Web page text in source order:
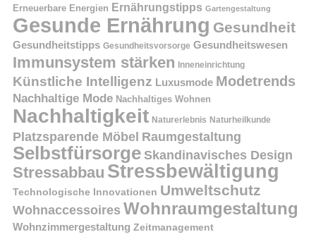
Erneuerbare Energien Ernährungstipps Gartengestaltung
Gesunde Ernährung Gesundheit
Gesundheitstipps Gesundheitsvorsorge Gesundheitswesen
Immunsystem stärken Inneneinrichtung
Künstliche Intelligenz Luxusmode Modetrends
Nachhaltige Mode Nachhaltiges Wohnen
Nachhaltigkeit Naturerlebnis Naturheilkunde
Platzsparende Möbel Raumgestaltung
Selbstfürsorge Skandinavisches Design
Stressabbau Stressbewältigung
Technologische Innovationen Umweltschutz
Wohnaccessoires Wohnraumgestaltung
Wohnzimmergestaltung Zeitmanagement